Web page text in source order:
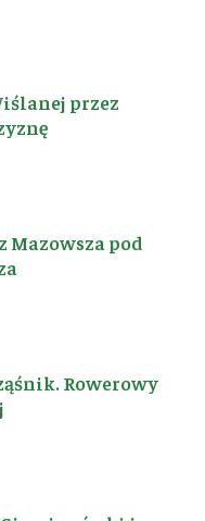
przez
pod
Rowerowy